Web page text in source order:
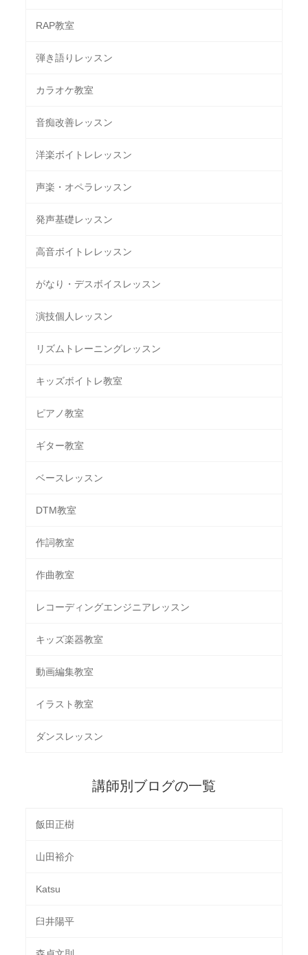
RAP教室
弾き語りレッスン
カラオケ教室
音痴改善レッスン
洋楽ボイトレレッスン
声楽・オペラレッスン
発声基礎レッスン
高音ボイトレレッスン
がなり・デスボイスレッスン
演技個人レッスン
リズムトレーニングレッスン
キッズボイトレ教室
ピアノ教室
ギター教室
ベースレッスン
DTM教室
作詞教室
作曲教室
レコーディングエンジニアレッスン
キッズ楽器教室
動画編集教室
イラスト教室
ダンスレッスン
講師別ブログの一覧
飯田正樹
山田裕介
Katsu
臼井陽平